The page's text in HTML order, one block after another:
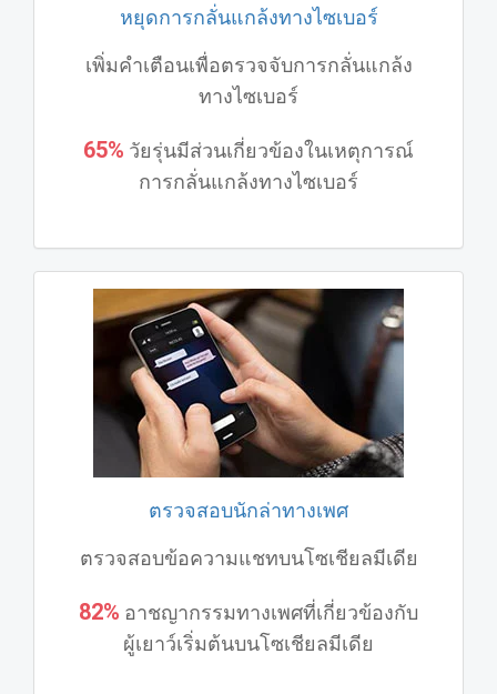
หยุดการกลั่นแกล้งทางไซเบอร์
เพิ่มคําเตือนเพื่อตรวจจับการกลั่นแกล้ง
ทางไซเบอร์
65% วัยรุ่นมีส่วนเกี่ยวข้องในเหตุการณ์
การกลั่นแกล้งทางไซเบอร์
ตรวจสอบนักล่าทางเพศ
ตรวจสอบข้อความแชทบนโซเชียลมีเดีย
82% อาชญากรรมทางเพศที่เกี่ยวข้องกับ
ผู้เยาว์เริ่มต้นบนโซเชียลมีเดีย